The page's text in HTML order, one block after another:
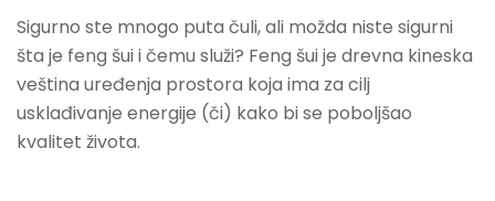
Sigurno ste mnogo puta čuli, ali možda niste sigurni
šta je feng šui i čemu služi? Feng šui je drevna kineska
veština uređenja prostora koja ima za cilj
usklađivanje energije (či) kako bi se poboljšao
kvalitet života.